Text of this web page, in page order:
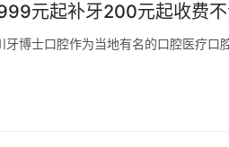
元起补牙200元起收费
博士口腔作为当地有名的口腔医疗口